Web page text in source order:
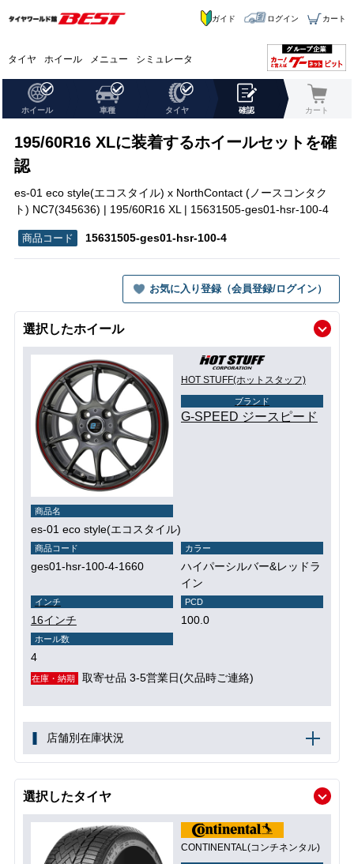
タイヤ ホイール メニュー シミュレータ
ガイド ログイン カート
ホイール 車種 タイヤ 確認 カート
195/60R16 XLに装着するホイールセットを確
認
es-01 eco style(エコスタイル) x NorthContact (ノースコンタク
ト) NC7(345636) | 195/60R16 XL | 15631505-ges01-hsr-100-4
15631505-ges01-hsr-100-4
お気に入り登録（会員登録/ログイン）
選択したホイール
HOT STUFF(ホットスタッフ)
ブランド
G-SPEED ジースピード
商品名
es-01 eco style(エコスタイル)
商品コード
ges01-hsr-100-4-1660
カラー
ハイパーシルバー&レッドラ
イン
インチ
16インチ
PCD
100.0
ホール数
4
在庫・納期 取寄せ品 3-5営業日(欠品時ご連絡)
店舗別在庫状況
選択したタイヤ
CONTINENTAL(コンチネンタル)